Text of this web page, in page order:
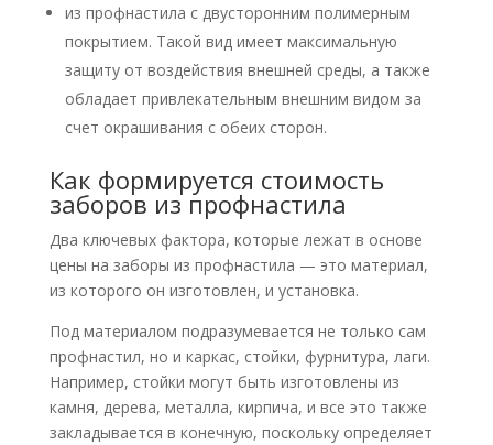
из профнастила с двусторонним полимерным
покрытием. Такой вид имеет максимальную
защиту от воздействия внешней среды, а также
обладает привлекательным внешним видом за
счет окрашивания с обеих сторон.
Как формируется стоимость
заборов из профнастила
Два ключевых фактора, которые лежат в основе
цены на заборы из профнастила — это материал,
из которого он изготовлен, и установка.
Под материалом подразумевается не только сам
профнастил, но и каркас, стойки, фурнитура, лаги.
Например, стойки могут быть изготовлены из
камня, дерева, металла, кирпича, и все это также
закладывается в конечную, поскольку определяет